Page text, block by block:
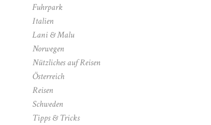
Fuhrpark
Italien
Lani & Malu
Norwegen
Nützliches auf Reisen
Österreich
Reisen
Schweden
Tipps & Tricks